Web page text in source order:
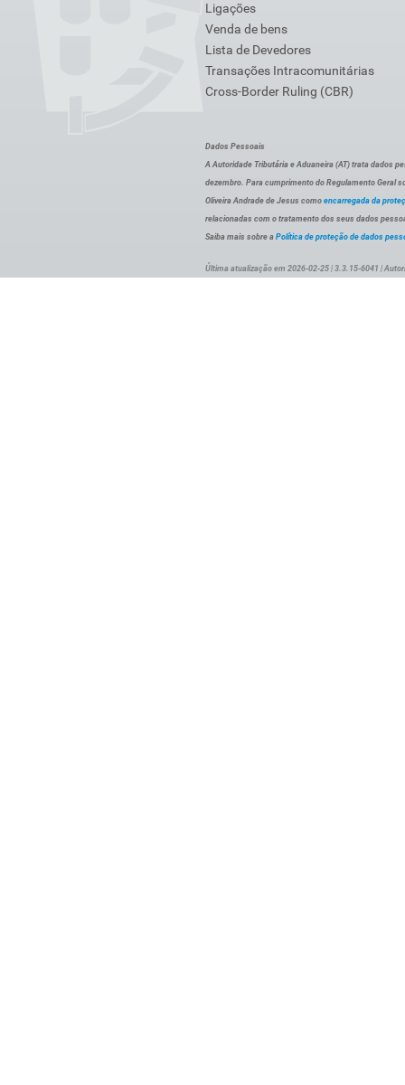
Ligações
Venda de bens
Lista de Devedores
Transações Intracomunitárias
Cross-Border Ruling (CBR)
Dados Pessoais
A Autoridade Tributária e Aduaneira (AT) trata dados
dezembro. Para cumprimento do Regulamento Geral
Oliveira Andrade de Jesus como encarregada da
relacionadas com o tratamento dos seus dados
Saiba mais sobre a Política de proteção de dados
Última atualização em 2026-02-25 | 3.3.15-6041 |